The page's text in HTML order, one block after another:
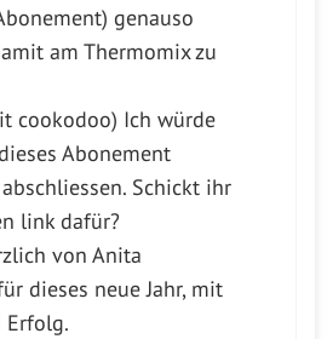
genauso
am Thermomix zu
cookodoo) Ich würde
Abonement
Schickt ihr
link dafür?
von Anita
dieses neue Jahr, mit
Erfolg.